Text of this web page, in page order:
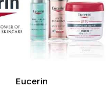
Eucerin